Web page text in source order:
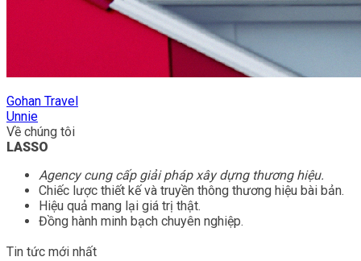
Gohan Travel
Unnie
Về chúng tôi
LASSO
Agency cung cấp giải pháp xây dựng thương hiệu.
Chiếc lược thiết kế và truyền thông thương hiệu bài bản.
Hiệu quả mang lại giá trị thật.
Đồng hành minh bạch chuyên nghiệp.
Tin tức mới nhất